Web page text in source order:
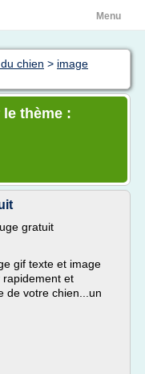
Menu
chien > image
thème :
gratuit
gif texte et image
et
de votre chien...un